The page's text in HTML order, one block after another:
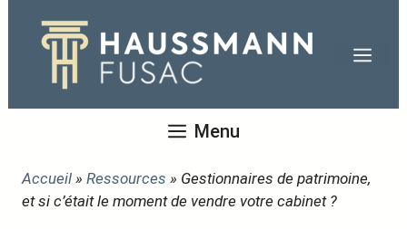
contenu
Menu
Accueil» Ressources » Gestionnaires de patrimoine,
et si c’était le moment de vendre votre cabinet ?